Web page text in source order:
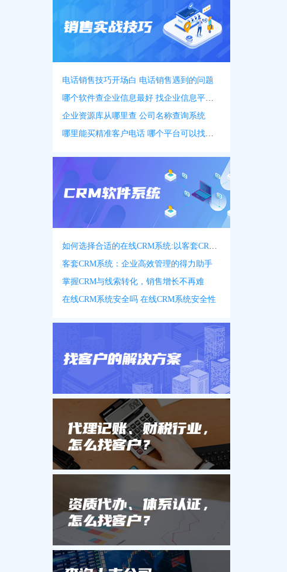
电话销售技巧开场白 电话销售遇到的问题
哪个软件查企业信息最好 找企业信息平台 app
企业资源库从哪里查 公司名称查询系统
哪里能买精准客户电话 哪个平台可以找客户资源
如何选择合适的在线CRM系统:以客套CRM系统为例
客套CRM系统：企业高效管理的得力助手
掌握CRM与线索转化，销售增长不再难
在线CRM系统安全吗 在线CRM系统安全性